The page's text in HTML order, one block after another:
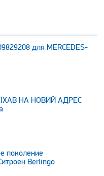
для MERCEDES-
НА НОВИЙ АДРЕС
поколение
Berlingo